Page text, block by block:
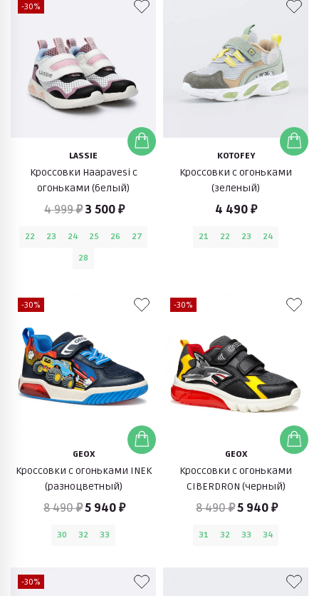
-30%
LASSIE
Кроссовки Haapavesi с
огоньками (белый)
4 999 ₽3 500 ₽
22 23 24 25 26
27
28
KOTOFEY
Кроссовки с огоньками
(зеленый)
4 490 ₽
21 22 23 24
-30%
GEOX
Кроссовки с огоньками INEK
(разноцветный)
8 490 ₽5 940 ₽
30 32 33
-30%
GEOX
Кроссовки с огоньками
CIBERDRON (черный)
8 490 ₽5 940 ₽
31 32 33 34
-30%